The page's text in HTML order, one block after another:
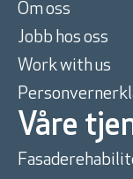
Om oss
Jobb hos oss
Work with us
Våre